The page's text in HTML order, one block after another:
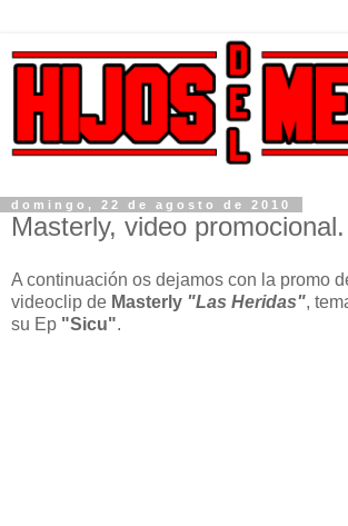
domingo, 22 de agosto de 2010
Masterly, video promocional.
A continuación os dejamos con la promo
videoclip de Masterly "Las Heridas",
su Ep "Sicu".